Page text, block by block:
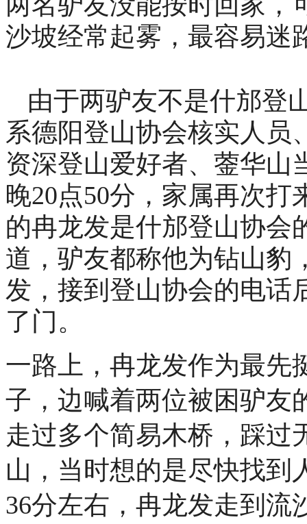
沙坡经常起雾，最容易迷
由于两驴友不是什邡登
系德阳登山协会核实人员
资深登山爱好者、蓥华山
晚20点50分，家属再次打
的冉龙发是什邡登山协会
道，驴友都称他为钻山豹
发，接到登山协会的电话
了门。
一路上，冉龙发作为最先
子，边喊着两位被困驴友
走过多个简易木桥，踩过
山，当时想的是尽快找到
36分左右，冉龙发走到流